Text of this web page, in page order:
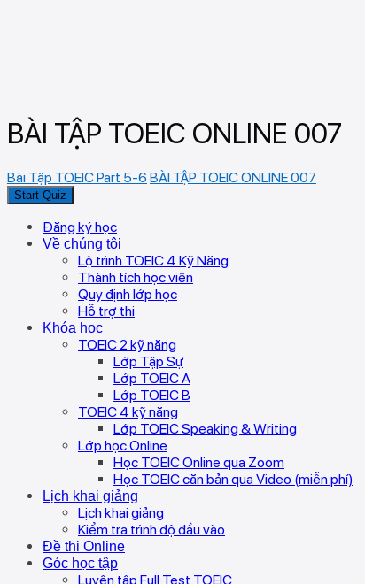
BÀI TẬP TOEIC ONLINE 007
Bài Tập TOEIC Part 5-6 BÀI TẬP TOEIC ONLINE 007
Đăng ký học
Về chúng tôi
Lộ trình TOEIC 4 Kỹ Năng
Thành tích học viên
Quy định lớp học
Hỗ trợ thi
Khóa học
TOEIC 2 kỹ năng
Lớp Tập Sự
Lớp TOEIC A
Lớp TOEIC B
TOEIC 4 kỹ năng
Lớp TOEIC Speaking & Writing
Lớp học Online
Học TOEIC Online qua Zoom
Học TOEIC căn bản qua Video (miễn phí)
Lịch khai giảng
Lịch khai giảng
Kiểm tra trình độ đầu vào
Đề thi Online
Góc học tập
Luyện tập Full Test TOEIC